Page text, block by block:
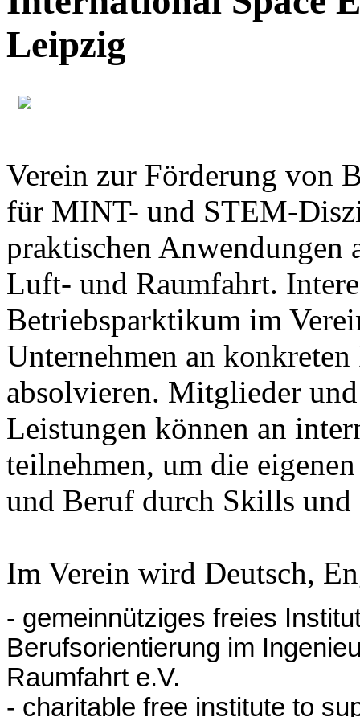
Leipzig
Verein zur Förderung von
für MINT- und STEM-
praktischen Anwendungen
Luft- und Raumfahrt.
Betriebsparktikum im
Unternehmen an
absolvieren. Mitglieder
Leistungen können an
teilnehmen, um die
und Beruf durch Skills und
Im Verein wird Deutsch,
- gemeinnütziges freies
Berufsorientierung im
Raumfahrt e.V.
- charitable free institute to